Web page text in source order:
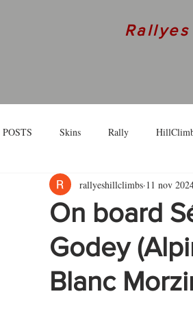
Skins Rally
Interview
On board
Godey
Blanc
rallyeshillclimbs 11 nov